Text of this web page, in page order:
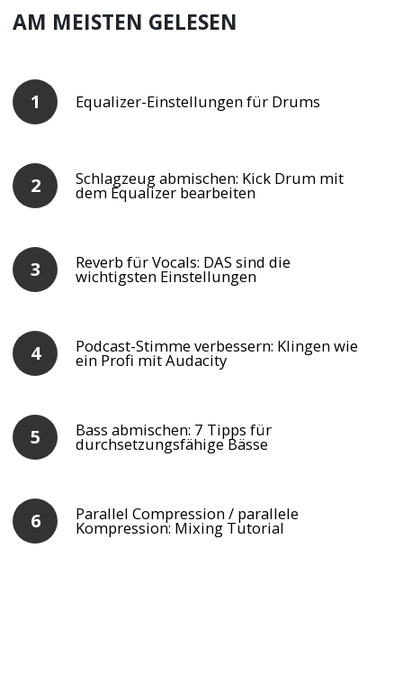
AM MEISTEN GELESEN
Equalizer-Einstellungen für Drums
Schlagzeug abmischen: Kick Drum mit
dem Equalizer bearbeiten
Reverb für Vocals: DAS sind die
wichtigsten Einstellungen
Podcast-Stimme verbessern: Klingen wie
ein Profi mit Audacity
Bass abmischen: 7 Tipps für
durchsetzungsfähige Bässe
Parallel Compression / parallele
Kompression: Mixing Tutorial